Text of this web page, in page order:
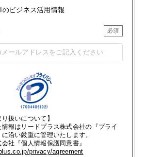
のビジネス活用情報
扱いについて】
情報はリードプラス株式会社の『プライ
沿い厳重に管理いたします。
社『個人情報保護同意書』
privacy/agreement